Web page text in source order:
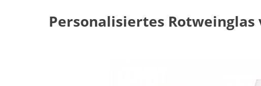
Personalisiertes Rotweinglas